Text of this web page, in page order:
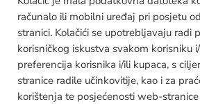
računalo ili mobilni uređaj pri posjetu
stranici. Kolačići se upotrebljavaju radi
korisničkog iskustva svakom korisniku
preferencija korisnika i/ili kupaca, s
stranice radile učinkovitije, kao i za
korištenja te posjećenosti web-